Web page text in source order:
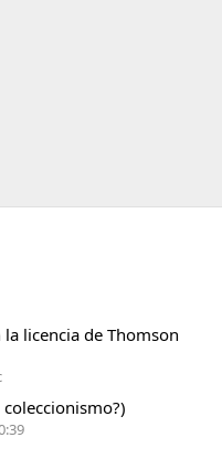
licencia de Thomson
coleccionismo?)